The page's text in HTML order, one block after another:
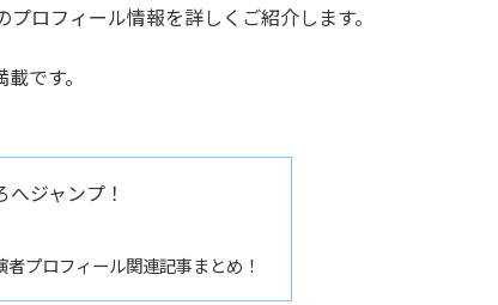
ロフィール情報を詳しくご紹介します。
です。
ジャンプ！
者プロフィール関連記事まとめ！